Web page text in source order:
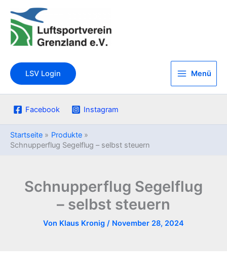
Inhalt
springen
LSV Login Menü
Facebook Instagram
Startseite
Produkte
Schnupperflug Segelflug – selbst steuern
Schnupperflug Segelflug
– selbst steuern
Von Klaus Kronig / November 28, 2024